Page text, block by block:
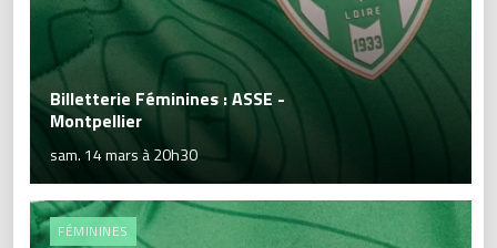
Billetterie Féminines : ASSE -
Montpellier
sam. 14 mars à 20h30
FÉMININES